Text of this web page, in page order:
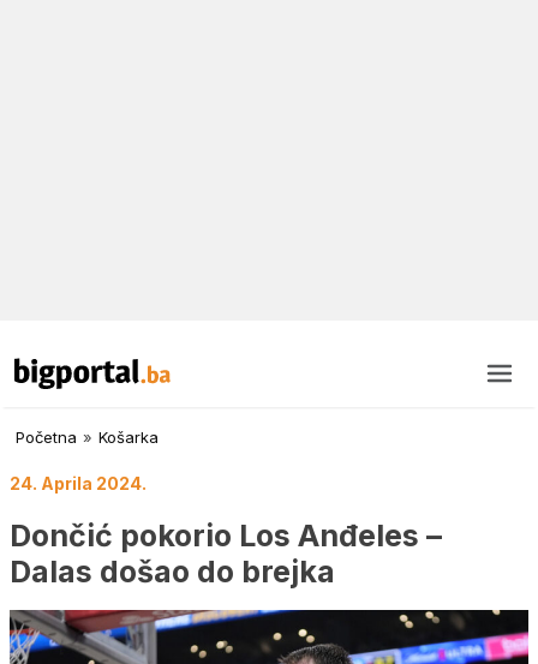
Početna » Košarka
24. Aprila 2024.
Dončić pokorio Los Anđeles –
Dalas došao do brejka